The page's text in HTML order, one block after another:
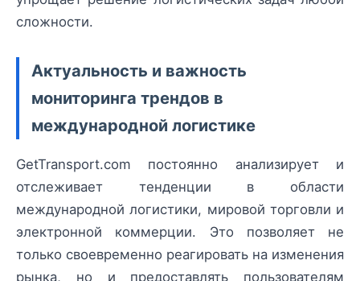
сложности.
Актуальность и важность
мониторинга трендов в
международной логистике
GetTransport.com постоянно анализирует и
отслеживает тенденции в области
международной логистики, мировой торговли и
электронной коммерции. Это позволяет не
только своевременно реагировать на изменения
рынка, но и предоставлять пользователям